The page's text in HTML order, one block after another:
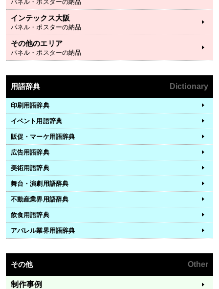
パネル・ポスターの納品
インテックス大阪
パネル・ポスターの納品
その他のエリア
パネル・ポスターの納品
用語辞典 Dictionary
印刷用語辞典
イベント用語辞典
販促・マーケ用語辞典
広告用語辞典
美術用語辞典
舞台・演劇用語辞典
不動産業界用語辞典
飲食用語辞典
アパレル業界用語辞典
その他 Other
制作事例